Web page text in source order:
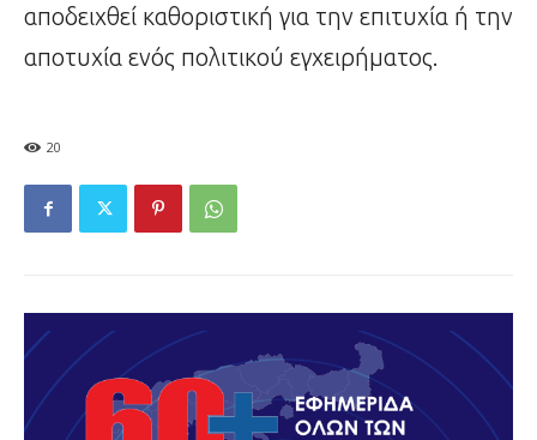
αποδειχθεί καθοριστική για την επιτυχία ή την
αποτυχία ενός πολιτικού εγχειρήματος.
20